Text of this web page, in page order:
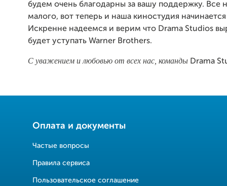
будем очень благодарны за вашу поддержку. Все
малого, вот теперь и наша киностудия начинается
Искренне надеемся и верим что Drama Studios
будет уступать Warner Brothers.
С уважением и любовью от всех нас, команды Drama
Оплата и документы
Частые вопросы
Правила сервиса
Пользовательское соглашение